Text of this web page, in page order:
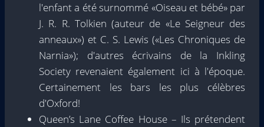
l'enfant a été surnommé «Oiseau et bébé» par
J. R. R. Tolkien (auteur de «Le Seigneur des
anneaux») et C. S. Lewis («Les Chroniques de
Narnia»); d'autres écrivains de la Inkling
Society revenaient également ici à l'époque.
Certainement les bars les plus célèbres
d'Oxford!
Queen’s Lane Coffee House – Ils prétendent